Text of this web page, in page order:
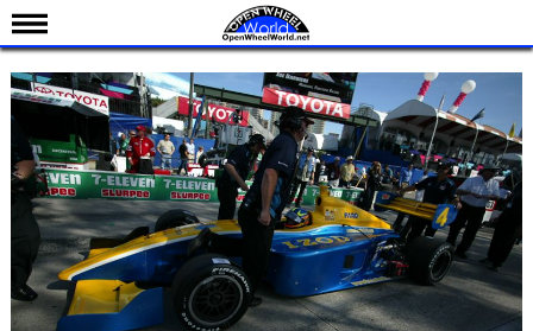
Nieuws
Kalender
Uitslagen
Standen
Coureurs
Teams
IndyCar 101